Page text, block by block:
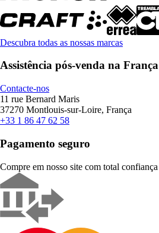
Descubra todas as nossas marcas
Assistência pós-venda na França
Contacte-nos
11 rue Bernard Maris
37270 Montlouis-sur-Loire, França
+33 1 86 47 62 58
Pagamento seguro
Compre em nosso site com total confiança